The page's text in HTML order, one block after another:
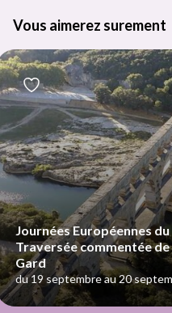
Vous aimerez surement
2026 :
du Pont du